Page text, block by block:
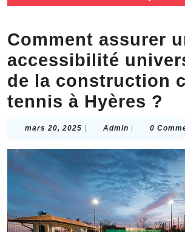
Comment assurer
accessibilité
de la construction
tennis à Hyères ?
mars 20, 2025 mars
2025
Admin Admin0